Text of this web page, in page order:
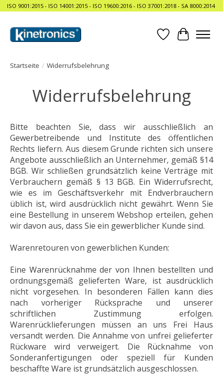
ISO 9001:2015 - ISO 14001:2015 - ISO 19600:2016 - ISO 37001:2018 - SA 8000:2014
Wunschzettel
Ihr
Startseite / Widerrufsbelehrung
Widerrufsbelehrung
Bitte beachten Sie, dass wir ausschließlich an
Gewerbetreibende und Institute des öffentlichen
Rechts liefern. Aus diesem Grunde richten sich unsere
Angebote ausschließlich an Unternehmer, gemäß §14
BGB. Wir schließen grundsätzlich keine Verträge mit
Verbrauchern gemäß § 13 BGB. Ein Widerrufsrecht,
wie es im Geschäftsverkehr mit Endverbrauchern
üblich ist, wird ausdrücklich nicht gewährt. Wenn Sie
eine Bestellung in unserem Webshop erteilen, gehen
wir davon aus, dass Sie ein gewerblicher Kunde sind.
Warenretouren von gewerblichen Kunden:
Eine Warenrücknahme der von Ihnen bestellten und
ordnungsgemäß gelieferten Ware, ist ausdrücklich
nicht vorgesehen. In besonderen Fällen kann dies
nach vorheriger Rücksprache und unserer
schriftlichen Zustimmung erfolgen.
Warenrücklieferungen müssen an uns Frei Haus
versandt werden. Die Annahme von unfrei gelieferter
Rückware wird verweigert. Die Rücknahme von
Sonderanfertigungen oder speziell für Kunden
beschaffte Ware ist grundsätzlich ausgeschlossen.